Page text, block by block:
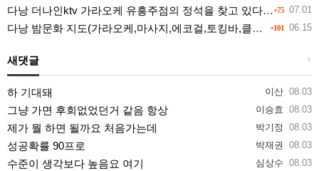
+75 07.01
다낭 더나인ktv 가라오케 유흥주점의 정석을 찾고 있다면 여기
+101 06.15
다낭 밤문화 지도(가라오케,마사지,에코걸,토킹바,클럽) 유흥별 가격 및 후기공유
+
새댓글
이산 08.03
하 기대돼
이승효 08.03
그냥 가면 후회없었던거 같음 항상
박기정 08.03
제가 뭘 하면 될까요 처음가는데
박재권 08.03
성공확률 90프로
심상수 08.03
수준이 생각보다 높음요 여기